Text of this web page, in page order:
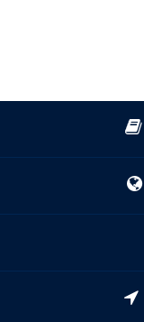
Más información